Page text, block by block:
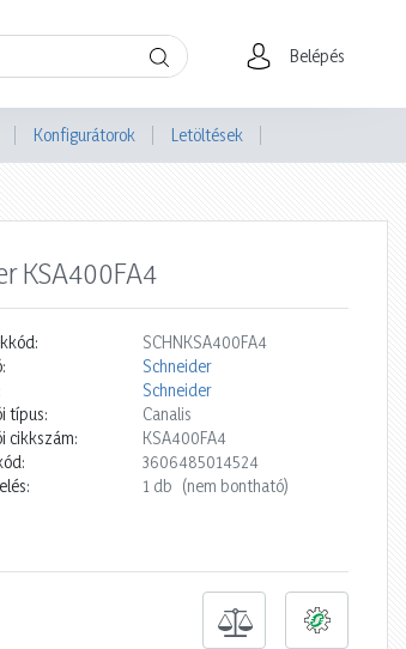
Belépés
Konfigurátorok Letöltések
KSA400FA4
SCHNKSA400FA4
Schneider
Schneider
típus:
Canalis
cikkszám:
KSA400FA4
3606485014524
1 db (nem bontható)